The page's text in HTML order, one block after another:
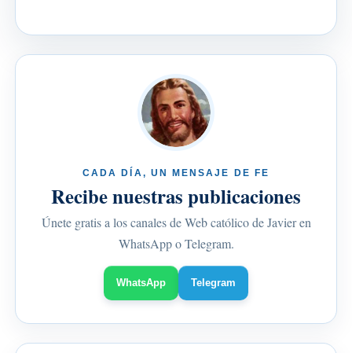
CADA DÍA, UN MENSAJE DE FE
Recibe nuestras publicaciones
Únete gratis a los canales de Web católico de Javier en
WhatsApp o Telegram.
WhatsApp Telegram